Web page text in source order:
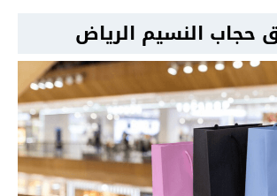
حجاب النسيم الرياض